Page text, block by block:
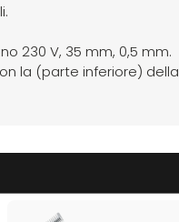
230 V, 35 mm, 0,5 mm.
la (parte inferiore) della